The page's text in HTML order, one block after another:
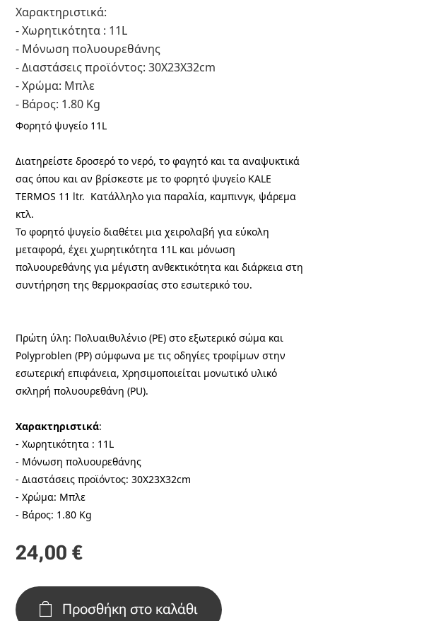
Χαρακτηριστικά:
- Χωρητικότητα : 11L
- Μόνωση πολυουρεθάνης
- Διαστάσεις προϊόντος: 30Χ23Χ32cm
- Χρώμα: Μπλε
- Βάρος: 1.80 Kg
Φορητό ψυγείο 11L
Διατηρείστε δροσερό το νερό, το φαγητό και τα αναψυκτικά
σας όπου και αν βρίσκεστε με το φορητό ψυγείο KALE
TERMOS 11 ltr. Κατάλληλο για παραλία, καμπινγκ, ψάρεμα
κτλ.
Το φορητό ψυγείο διαθέτει μια χειρολαβή για εύκολη
μεταφορά, έχει χωρητικότητα 11L και μόνωση
πολυουρεθάνης για μέγιστη ανθεκτικότητα και διάρκεια στη
συντήρηση της θερμοκρασίας στο εσωτερικό του.
Πρώτη ύλη: Πολυαιθυλένιο (PE) στο εξωτερικό σώμα και
Polyproblen (PP) σύμφωνα με τις οδηγίες τροφίμων στην
εσωτερική επιφάνεια, Χρησιμοποιείται μονωτικό υλικό
σκληρή πολυουρεθάνη (PU).
Χαρακτηριστικά:
- Χωρητικότητα : 11L
- Μόνωση πολυουρεθάνης
- Διαστάσεις προϊόντος: 30Χ23Χ32cm
- Χρώμα: Μπλε
- Βάρος: 1.80 Kg
24,00 €
Προσθήκη στο καλάθι